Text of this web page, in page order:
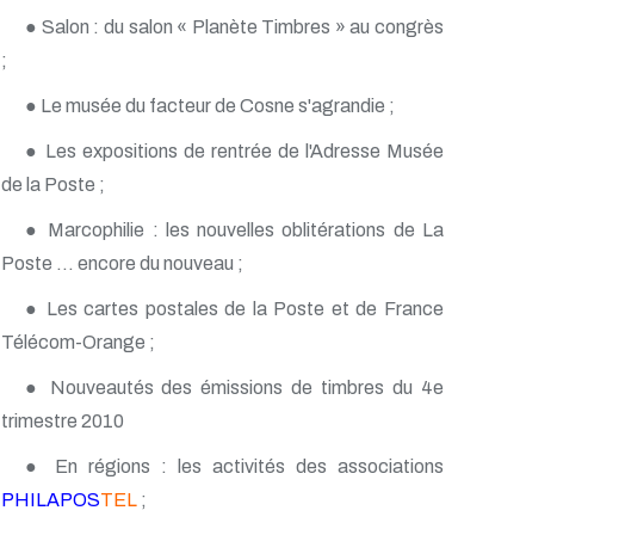
● Salon : du salon « Planète Timbres » au congrès
;
● Le musée du facteur de Cosne s'agrandie ;
● Les expositions de rentrée de l'Adresse Musée
de la Poste ;
● Marcophilie : les nouvelles oblitérations de La
Poste ... encore du nouveau ;
● Les cartes postales de la Poste et de France
Télécom-Orange ;
● Nouveautés des émissions de timbres du 4e
trimestre 2010
● En régions : les activités des associations
PHILAPOSTEL;